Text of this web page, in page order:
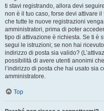
ti stavi registrando, allora devi
non è il tuo caso, forse devi attivare
che tutte le nuove registrazioni
amministratori, prima di poter
tipo di attivazione è richiesta. Se ti è
segui le istruzioni; se non hai
indirizzo di posta sia valido?
possibilità di avere utenti anonimi
l’indirizzo di posta che hai usato sia
amministratore.
Top